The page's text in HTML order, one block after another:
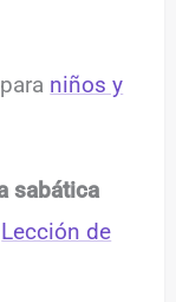
niños y
sabática
Lección de